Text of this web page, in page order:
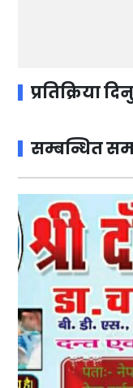
प्रतिक्रिया
सम्बन्धित